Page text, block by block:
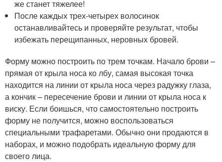
же станет тяжелее!
После каждых трех-четырех волосинок
останавливайтесь и проверяйте результат, чтобы
избежать перещипанных, неровных бровей.
Форму можно построить по трем точкам. Начало брови –
прямая от крыла носа ко лбу, самая высокая точка
находится на линии от крыла носа через радужку глаза,
а кончик – пересечение брови и линии от крыла носа к
виску. Если боишься, что самостоятельно построить
форму не получится, можно воспользоваться
специальными трафаретами. Обычно они продаются в
наборах, и можно подобрать идеальную форму для
своего лица.